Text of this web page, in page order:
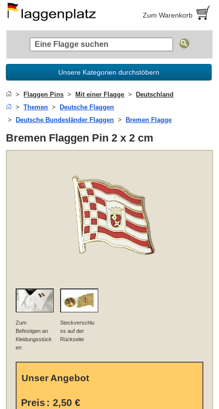
Zum Warenkorb
Unsere Kategorien durchstöbern
Flaggen Pins Mit einer Flagge
Deutschland
Themen
Deutsche Flaggen
Deutsche Bundesländer Flaggen
Bremen Flagge
Bremen Flaggen Pin 2 x 2 cm
Zum
Befestigen an
Kleidungsstück
en
Steckverschlu
ss auf der
Rückseite
Unser Angebot
Preis : 2,50 €